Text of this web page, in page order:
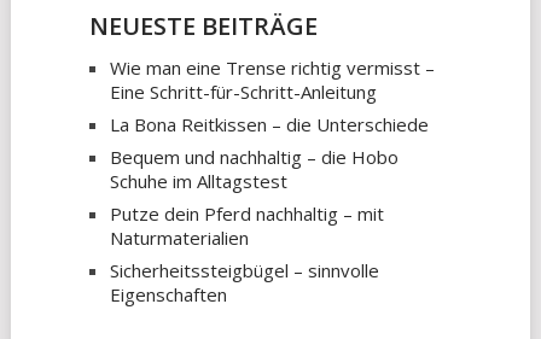
NEUESTE BEITRÄGE
Wie man eine Trense richtig vermisst –
Eine Schritt-für-Schritt-Anleitung
La Bona Reitkissen – die Unterschiede
Bequem und nachhaltig – die Hobo
Schuhe im Alltagstest
Putze dein Pferd nachhaltig – mit
Naturmaterialien
Sicherheitssteigbügel – sinnvolle
Eigenschaften